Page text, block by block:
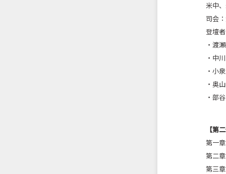
米中
司会
登壇
・渡
・中
・小
・奥
・部
【第
第一
第二
第三